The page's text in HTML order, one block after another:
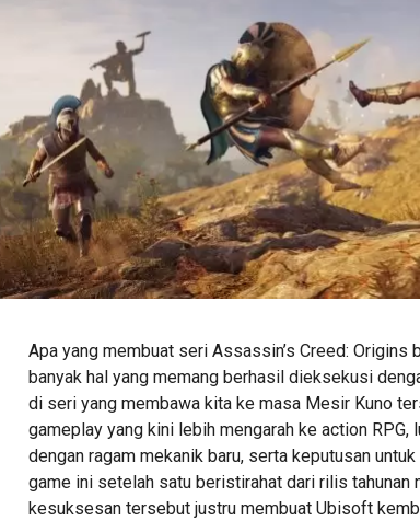
Apa yang membuat seri Assassin’s Creed: Origins
banyak hal yang memang berhasil dieksekusi
di seri yang membawa kita ke masa Mesir Kuno
gameplay yang kini lebih mengarah ke action RPG,
dengan ragam mekanik baru, serta keputusan
game ini setelah satu beristirahat dari rilis tahunan
kesuksesan tersebut justru membuat Ubisoft